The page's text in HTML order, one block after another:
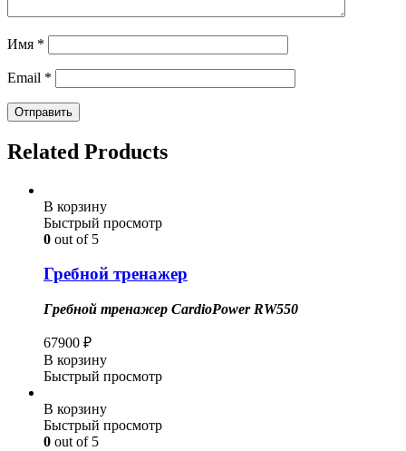
Имя *
Email *
Related Products
В корзину
Быстрый просмотр
0 out of 5
Гребной тренажер
Гребной тренажер CardioPower RW550
67900 ₽
В корзину
Быстрый просмотр
В корзину
Быстрый просмотр
0 out of 5